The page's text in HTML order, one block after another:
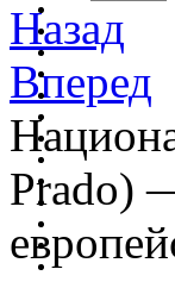
Назад
Вперед
Prado)